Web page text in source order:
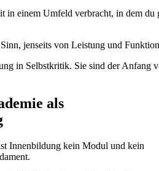
einem Umfeld verbracht, in dem du
jenseits von Leistung und
in Selbstkritik. Sie sind der Anfang
als
Innenbildung kein Modul und kein